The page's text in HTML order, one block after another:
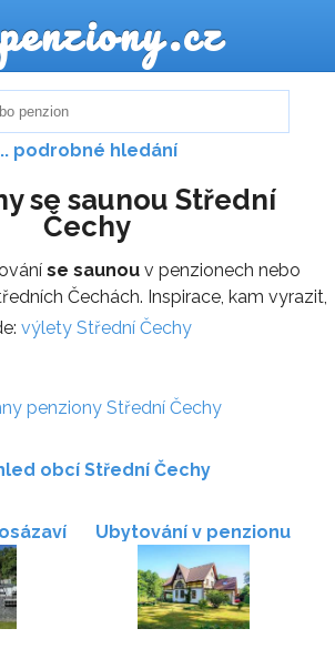
podrobné hledání
se saunou Střední
Čechy
se saunouv penzionech nebo
Čechách. Inspirace, kam vyrazit,
výlety Střední Čechy
penziony Střední Čechy
obcí Střední Čechy
Ubytování v penzionu